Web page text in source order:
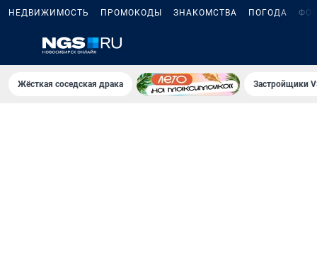
НЕДВИЖИМОСТЬ ПРОМОКОДЫ ЗНАКОМСТВА ПОГОДА
Жёсткая соседская драка Застройщики